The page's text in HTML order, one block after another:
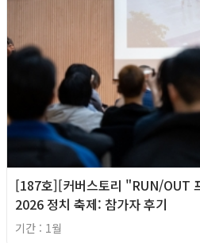
[187호][커버스토리 "RUN/OUT
2026 정치 축제: 참가자 후기
기간 : 1월